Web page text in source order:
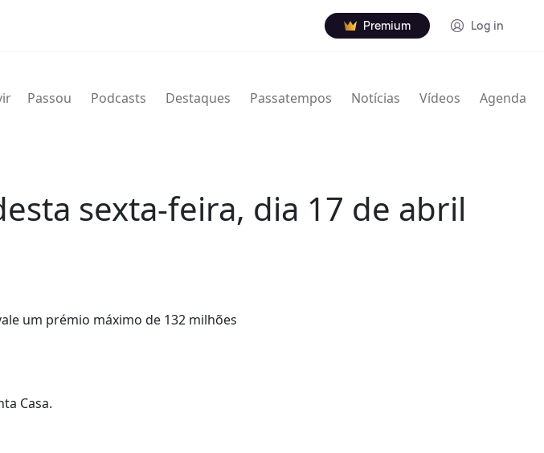
Premium Log in
Passou Podcasts Destaques Passatempos Notícias Vídeos Agenda
sexta-feira, dia 17 de abril
um prémio máximo de 132 milhões
Casa.